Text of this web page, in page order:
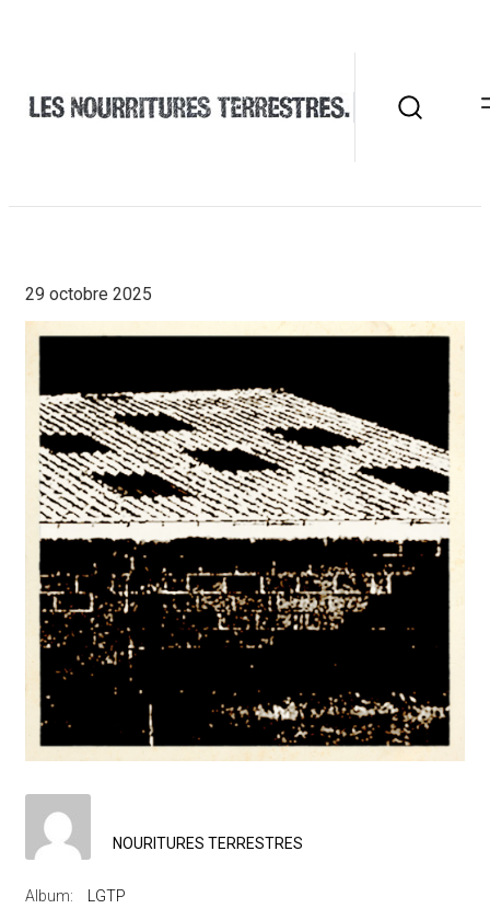
29 octobre 2025
NOURITURES TERRESTRES
Album: LGTP